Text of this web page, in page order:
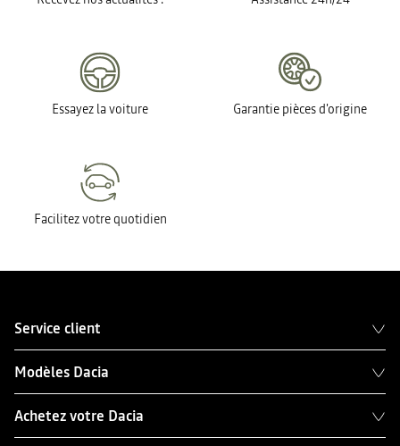
Essayez la voiture Garantie pièces d'origine
Facilitez votre quotidien
Service client
Modèles Dacia
Achetez votre Dacia